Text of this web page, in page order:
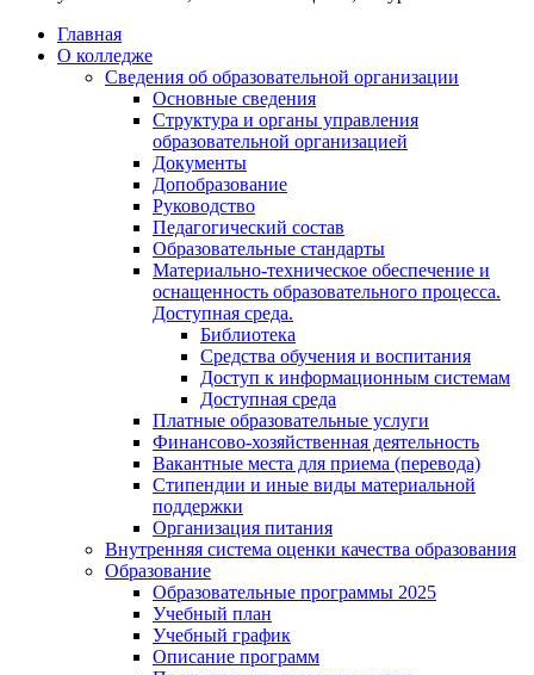
Главная
О колледже
Сведения об образовательной организации
Основные сведения
Структура и органы управления
образовательной организацией
Документы
Допобразование
Руководство
Педагогический состав
Образовательные стандарты
Материально-техническое обеспечение и
оснащенность образовательного процесса.
Доступная среда.
Библиотека
Средства обучения и воспитания
Доступ к информационным системам
Доступная среда
Платные образовательные услуги
Финансово-хозяйственная деятельность
Вакантные места для приема (перевода)
Стипендии и иные виды материальной
поддержки
Организация питания
Внутренняя система оценки качества образования
Образование
Образовательные программы 2025
Учебный план
Учебный график
Описание программ